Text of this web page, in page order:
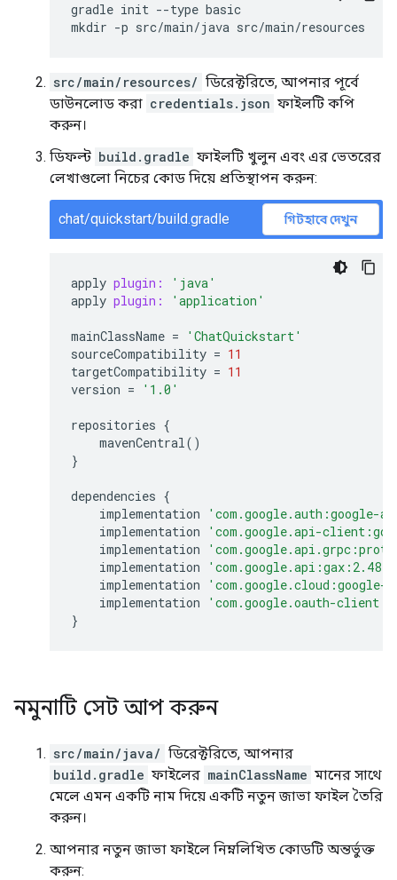
gradle init --type basic
src/main/resources/ ডিরেক্টরিতে, আপনার পূর্বে
ডাউনলোড করা credentials.json ফাইলটি কপি
করুন।
ডিফল্ট build.gradle ফাইলটি খুলুন এবং এর ভেতরের
লেখাগুলো নিচের কোড দিয়ে প্রতিস্থাপন করুন:
chat/quickstart/build.gradle গিটহাবে দেখুন
apply plugin:
'java'
apply plugin: 'application'
mainClassName =
'ChatQuickstart'
sourceCompatibility = 11
targetCompatibility = 11
version = '1.0'
repositories {
mavenCentral()
}
dependencies {
implementation
'com.google.auth:google-
implementation
'com.google.api-
implementation
implementation
implementation
implementation
'com.google.oauth-
}
নমুনাটি সেট আপ করুন
src/main/java/ ডিরেক্টরিতে, আপনার
build.gradle ফাইলের mainClassName মানের সাথে
মেলে এমন একটি নাম দিয়ে একটি নতুন জাভা ফাইল তৈরি
করুন।
আপনার নতুন জাভা ফাইলে নিম্নলিখিত কোডটি অন্তর্ভুক্ত
করুন: